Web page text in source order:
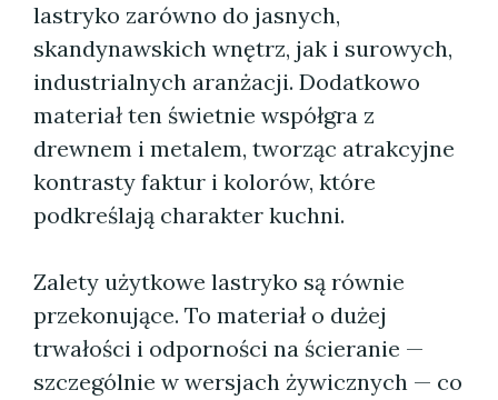
lastryko zarówno do jasnych,
skandynawskich wnętrz, jak i surowych,
industrialnych aranżacji. Dodatkowo
materiał ten świetnie współgra z
drewnem i metalem, tworząc atrakcyjne
kontrasty faktur i kolorów, które
podkreślają charakter kuchni.
Zalety użytkowe lastryko są równie
przekonujące. To materiał o dużej
trwałości i odporności na ścieranie —
szczególnie w wersjach żywicznych — co